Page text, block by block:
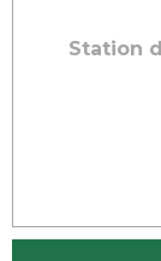
Station